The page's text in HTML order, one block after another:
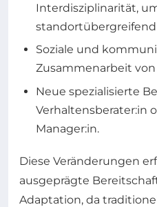
Interdisziplinarität,
Soziale und
Zusammenarbeit
Neue spezialisierte
Verhaltensberater:in
Manager:in.
Diese Veränderungen
ausgeprägte
Adaptation, da